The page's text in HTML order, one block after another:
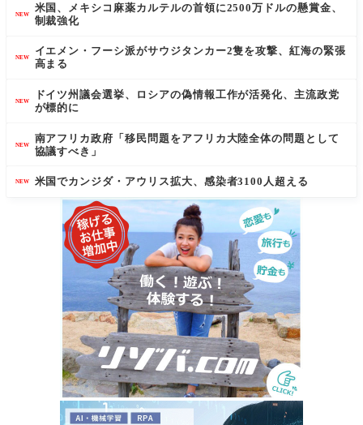
NEW
米国、メキシコ麻薬カルテルの首領に2500万ドルの懸賞金、
制裁強化
NEW
イエメン・フーシ派がサウジタンカー2隻を攻撃、紅海の緊張
高まる
NEW
ドイツ州議会選挙、ロシアの偽情報工作が活発化、主流政党
が標的に
NEW
南アフリカ政府「移民問題をアフリカ大陸全体の問題として
協議すべき」
NEW 米国でカンジダ・アウリス拡大、感染者3100人超える